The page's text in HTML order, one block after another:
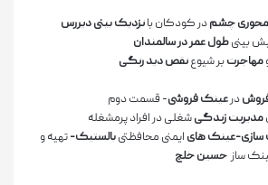
محوری چشمدر کودکان بانزدیک بینی دیررس
بینیطول عمر در سالمندان
مهاجرتبر شیوعنقص دید رنگی
فروشدرعینک فروشی- قسمت دوم
مدیریت زندگیشغلی درافراد پرمشغله
سازی-عینک های ایمنی محافظتیبالستیک-تهیه و
ساز حسین خلج